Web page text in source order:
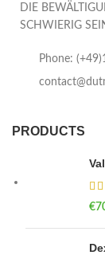
DIE
SCHWIERIG
Phone:
PRODUCTS
€